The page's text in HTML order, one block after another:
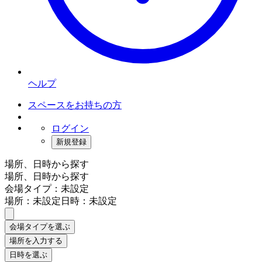
ヘルプ
スペースをお持ちの方
ログイン
新規登録
場所、日時から探す
場所、日時から探す
会場タイプ：未設定
場所：未設定日時：未設定
会場タイプを選ぶ
場所を入力する
日時を選ぶ